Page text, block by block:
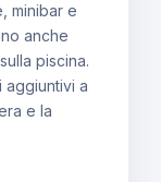
minibar e
anche
piscina.
aggiuntivi a
e la